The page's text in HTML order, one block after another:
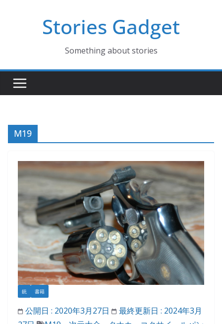
Stories Gadget
Something about stories
M19
銃 書籍
公開日 : 2020年3月27日 最終更新日 : 2024年3月